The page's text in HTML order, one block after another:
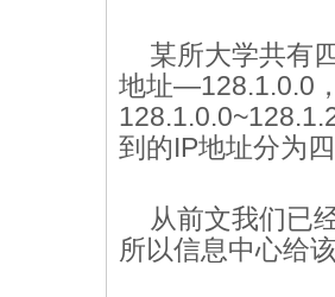
某所大学共有
地址—128.1.0.0
到的IP地址分为
从前文我们已
所以信息中心给